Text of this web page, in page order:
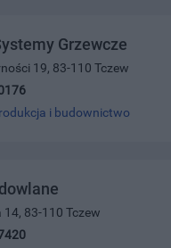
Grzewcze
19, 83-110 Tczew
i budownictwo
83-110 Tczew